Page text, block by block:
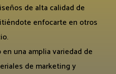
de alta calidad de
enfocarte en otros
una amplia variedad de
de marketing y